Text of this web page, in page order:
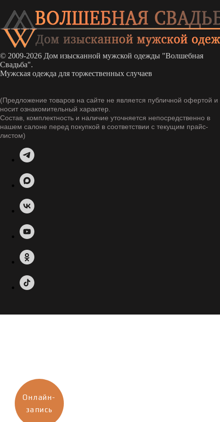
© 2009-2026 Дом изысканной мужской одежды "Волшебная
Свадьба".
Мужская одежда для торжественных случаев
(Предложение товаров на сайте не является публичной офертой и
носит ознакомительный характер.
Состав, комплектность и наличие уточняется непосредственно в
нашем салоне перед покупкой в соответствии с текущим прайс-
листом)
Онлайн-
запись